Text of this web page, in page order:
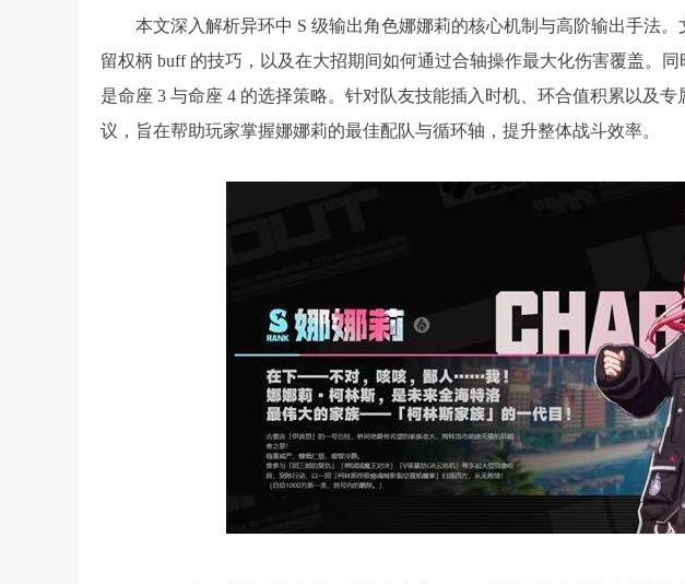
本文深入解析异环中 S 级输出角色娜娜莉的核心机制与高阶输出手法
留权柄 buff 的技巧，以及在大招期间如何通过合轴操作最大化伤害覆盖。
是命座 3 与命座 4 的选择策略。针对队友技能插入时机、环合值积累以及
议，旨在帮助玩家掌握娜娜莉的最佳配队与循环轴，提升整体战斗效率。